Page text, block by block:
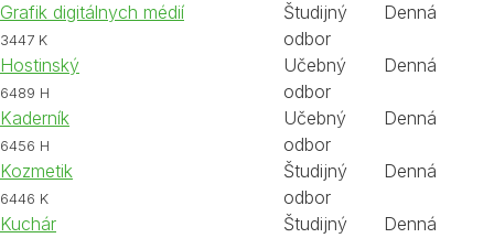
Grafik digitálnych médií
3447 K
Študijný
odbor
Denná
Hostinský
6489 H
Učebný
odbor
Denná
Kaderník
6456 H
Učebný
odbor
Denná
Kozmetik
6446 K
Študijný
odbor
Denná
Kuchár
Študijný
Denná